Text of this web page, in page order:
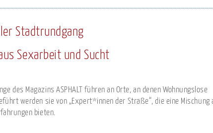
Stadtrundgang
Sexarbeit und Sucht
des Magazins ASPHALT führen an Orte, an denen Wohnungslose
werden sie von „Expert*innen der Straße“, die eine Mischung
bieten.